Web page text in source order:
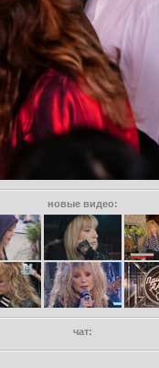
новые видео:
чат: